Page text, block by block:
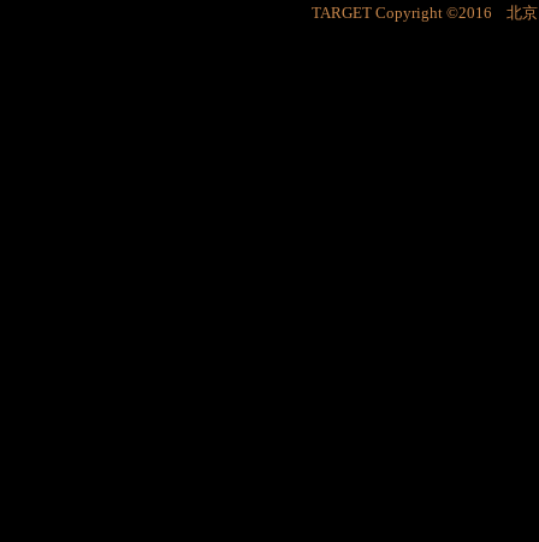
TARGET Copyright ©2016 北